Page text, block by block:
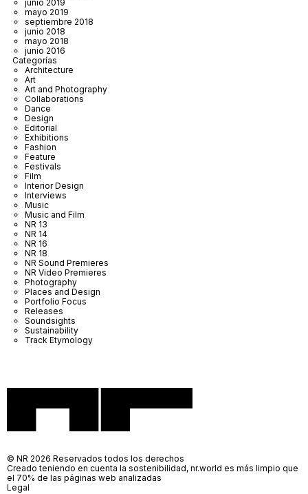
junio 2019
mayo 2019
septiembre 2018
junio 2018
mayo 2018
junio 2016
Categorías
Architecture
Art
Art and Photography
Collaborations
Dance
Design
Editorial
Exhibitions
Fashion
Feature
Festivals
Film
Interior Design
Interviews
Music
Music and Film
NR 13
NR 14
NR 16
NR 18
NR Sound Premieres
NR Video Premieres
Photography
Places and Design
Portfolio Focus
Releases
Soundsights
Sustainability
Track Etymology
© NR 2026 Reservados todos los derechos
Creado teniendo en cuenta la sostenibilidad, nr.world es más limpio que
el 70% de las páginas web analizadas
Legal